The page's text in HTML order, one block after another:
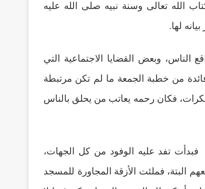
الله تعالى وسنة نبيه صلى الله عليه
لها.
وبعض القضايا الاجتماعية التي
فائدة من خطبة الجمعة ما لم تكن مرتبطة
فكان رحمه يعاتب من يحلق بالناس
فبدأت تفد عليه الوفود من كل الجهات،
البتة، فملئت الأزقة المجاورة للمسجد